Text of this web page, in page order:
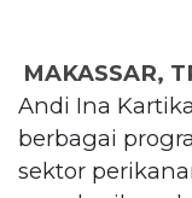
MAKASSAR,
Andi Ina
berbagai
sektor